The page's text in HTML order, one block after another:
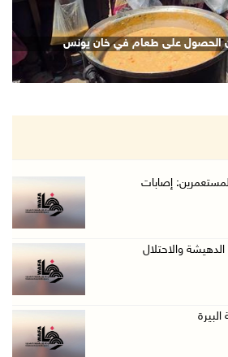
رام الله
مواجهات مع الاحتلال في ...
في محيط مخيم طولكرم ...
أبو فلاح
بيت عور التحتا وقرية جل ...
الحصول على طعام في خان يونس
إصابات
والاحتلال